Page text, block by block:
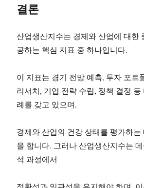
결론
산업생산지수는 경제와 산업에 대한
공하는 핵심 지표 중 하나입니다.
이 지표는 경기 전망 예측, 투자 포트
리서치, 기업 전략 수립, 정책 결정
례를 갖고 있으며,
경제와 산업의 건강 상태를 평가하는
을 합니다. 그러나 산업생산지수는
석 과정에서